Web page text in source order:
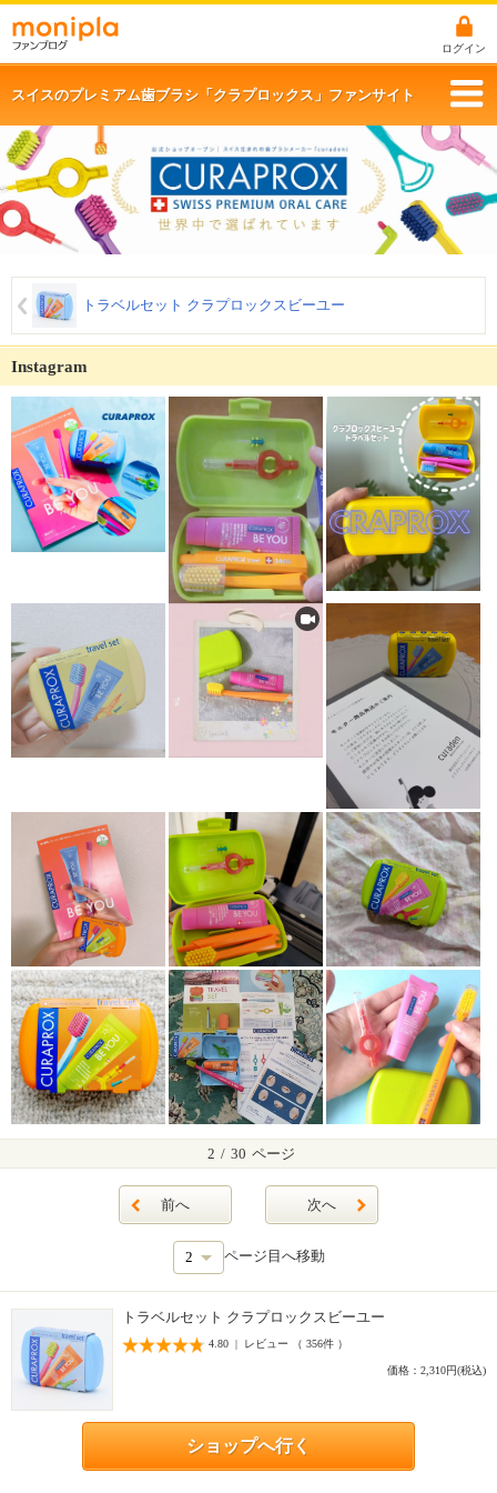
ログイン
スイスのプレミアム歯ブラシ「クラプロックス」ファンサイト
トラベルセット クラプロックスビーユー
Instagram
2 / 30 ページ
前へ 次へ
ページ目へ移動
トラベルセット クラプロックスビーユー
4.80 | レビュー （ 356件 ）
価格：2,310円(税込)
ショップへ行く